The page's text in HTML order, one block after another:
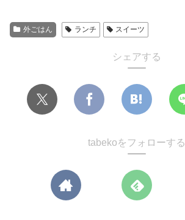
外ごはん ランチ スイーツ
シェアする
tabekoをフォローする